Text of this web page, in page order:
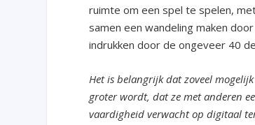
ruimte om een spel te spelen,
samen een wandeling maken
indrukken door de ongeveer 40
Het is belangrijk dat zoveel
groter wordt, dat ze met anderen
vaardigheid verwacht op digitaal